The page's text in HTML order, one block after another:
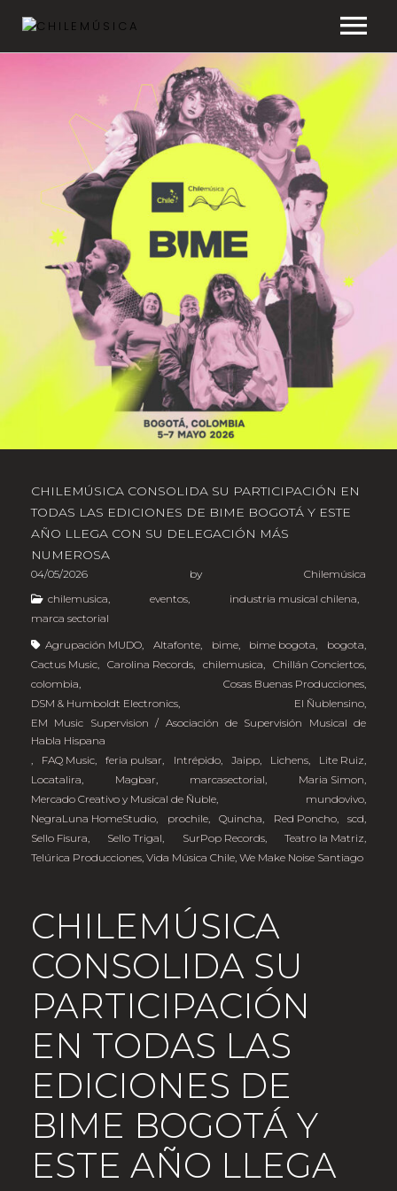
CHILEMÚSICA
NOTICIAS
PLAYLISTS
ESTUDIOS
FAQ
TRANSPARENCIA
CHILEMÚSICA CONSOLIDA SU PARTICIPACIÓN EN
TODAS LAS EDICIONES DE BIME BOGOTÁ Y ESTE
AÑO LLEGA CON SU DELEGACIÓN MÁS
NUMEROSA
04/05/2026 by Chilemúsica
chilemusica, eventos, industria musical chilena,
marca sectorial
Agrupación MUDO, Altafonte, bime, bime bogota, bogota,
Cactus Music, Carolina Records, chilemusica, Chillán Conciertos,
colombia, Cosas Buenas Producciones,
DSM & Humboldt Electronics, El Ñublensino,
EM Music Supervision / Asociación de Supervisión Musical de
Habla Hispana
, FAQ Music,feria pulsar, Intrépido, Jaipp, Lichens, Lite Ruiz,
Locatalira, Magbar, marcasectorial, Maria Simon,
Mercado Creativo y Musical de Ñuble, mundovivo,
NegraLuna HomeStudio, prochile, Quincha, Red Poncho, scd,
Sello Fisura, Sello Trigal, SurPop Records,Teatro la Matriz,
Telúrica Producciones, Vida Música Chile, We Make Noise Santiago
CHILEMÚSICA
CONSOLIDA SU
PARTICIPACIÓN
EN TODAS LAS
EDICIONES DE
BIME BOGOTÁ Y
ESTE AÑO LLEGA